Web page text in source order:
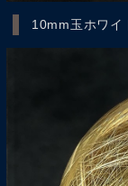
10mm玉ホワイ